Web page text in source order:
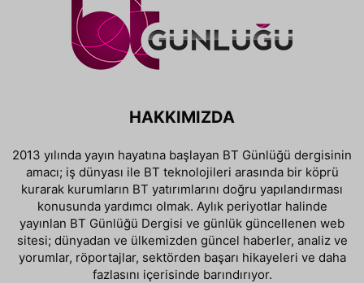
HAKKIMIZDA
2013 yılında yayın hayatına başlayan BT Günlüğü dergisinin
amacı; iş dünyası ile BT teknolojileri arasında bir köprü
kurarak kurumların BT yatırımlarını doğru yapılandırması
konusunda yardımcı olmak. Aylık periyotlar halinde
yayınlan BT Günlüğü Dergisi ve günlük güncellenen web
sitesi; dünyadan ve ülkemizden güncel haberler, analiz ve
yorumlar, röportajlar, sektörden başarı hikayeleri ve daha
fazlasını içerisinde barındırıyor.